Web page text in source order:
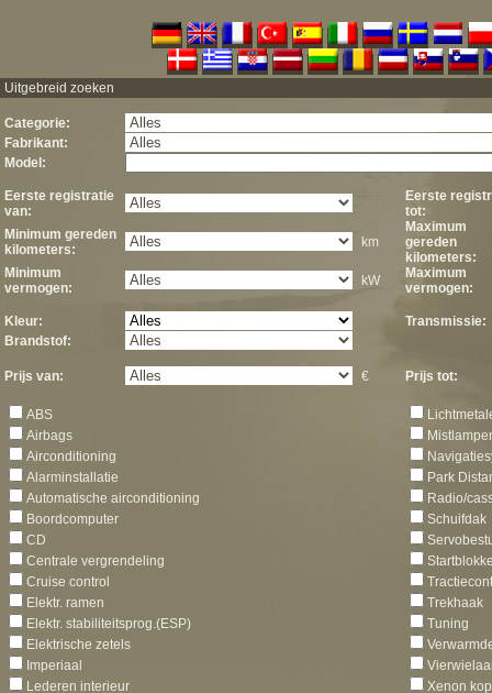
Uitgebreid zoeken
Categorie:
Fabrikant:
Model:
Eerste registratie
van:
Eerste
tot:
Minimum gereden
kilometers:
km
Maximum
gereden
kilometers:
Minimum
vermogen:
kW
Maximum
vermogen:
Kleur:
Transmissie:
Brandstof:
Prijs van: € Prijs tot:
ABS
Airbags
Airconditioning
Alarminstallatie
Automatische airconditioning
Boordcomputer
CD
Centrale vergrendeling
Cruise control
Elektr. ramen
Elektr. stabiliteitsprog.(ESP)
Elektrische zetels
Imperiaal
Lederen interieur
Park
Radio/
Schuifdak
Trekhaak
Tuning
Xenon